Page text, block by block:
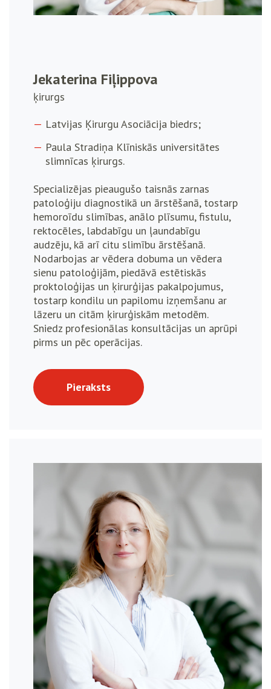
Jekaterina Fiļippova
ķirurgs
Latvijas Ķirurgu Asociācija biedrs;
Paula Stradiņa Klīniskās universitātes
slimnīcas ķirurgs.
Specializējas pieaugušo taisnās zarnas
patoloģiju diagnostikā un ārstēšanā, tostarp
hemoroīdu slimības, anālo plīsumu, fistulu,
rektocēles, labdabīgu un ļaundabīgu
audzēju, kā arī citu slimību ārstēšanā.
Nodarbojas ar vēdera dobuma un vēdera
sienu patoloģijām, piedāvā estētiskās
proktoloģijas un ķirurģijas pakalpojumus,
tostarp kondilu un papilomu izņemšanu ar
lāzeru un citām ķirurģiskām metodēm.
Sniedz profesionālas konsultācijas un aprūpi
pirms un pēc operācijas.
Pieraksts